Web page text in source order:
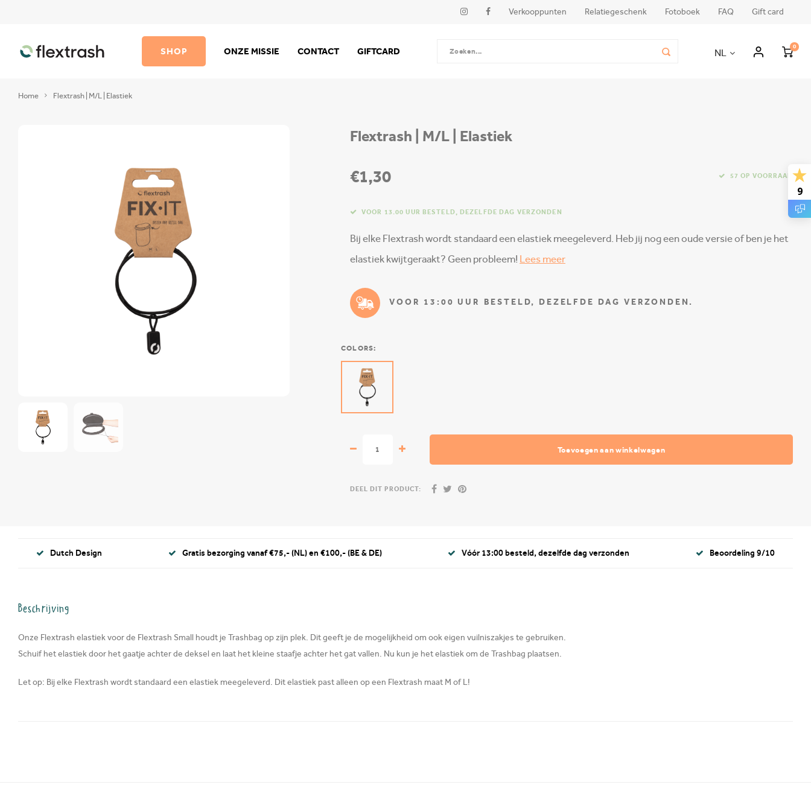
9
Verkooppunten Relatiegeschenk Fotoboek FAQ Gift card
SHOP ONZE MISSIE CONTACT GIFTCARD NL
0
Home Flextrash | M/L | Elastiek
Flextrash | M/L | Elastiek
€1,30 57 OP VOORRAAD
VOOR 13.00 UUR BESTELD, DEZELFDE DAG VERZONDEN
Bij elke Flextrash wordt standaard een elastiek meegeleverd. Heb jij nog een oude versie of ben je het
elastiek kwijtgeraakt? Geen probleem! Lees meer
VOOR 13:00 UUR BESTELD, DEZELFDE DAG VERZONDEN.
COLORS:
Toevoegen aan winkelwagen
DEEL DIT PRODUCT:
Dutch Design Gratis bezorging vanaf €75,- (NL) en €100,- (BE & DE) Vóór 13:00 besteld, dezelfde dag verzonden Beoordeling 9/10
Beschrijving
Onze Flextrash elastiek voor de Flextrash Small houdt je Trashbag op zijn plek. Dit geeft je de mogelijkheid om ook eigen vuilniszakjes te gebruiken.
Schuif het elastiek door het gaatje achter de deksel en laat het kleine staafje achter het gat vallen. Nu kun je het elastiek om de Trashbag plaatsen.
Let op: Bij elke Flextrash wordt standaard een elastiek meegeleverd. Dit elastiek past alleen op een Flextrash maat M of L!